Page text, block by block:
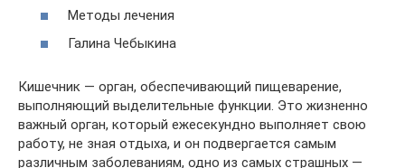
Методы лечения
Галина Чебыкина
Кишечник — орган, обеспечивающий пищеварение,
выполняющий выделительные функции. Это жизненно
важный орган, который ежесекундно выполняет свою
работу, не зная отдыха, и он подвергается самым
различным заболеваниям, одно из самых страшных —